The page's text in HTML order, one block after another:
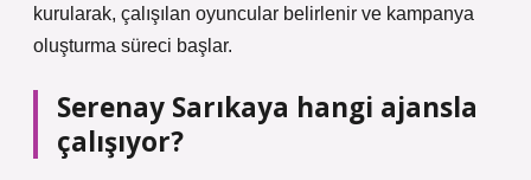
kurularak, çalışılan oyuncular belirlenir ve kampanya
oluşturma süreci başlar.
Serenay Sarıkaya hangi ajansla
çalışıyor?